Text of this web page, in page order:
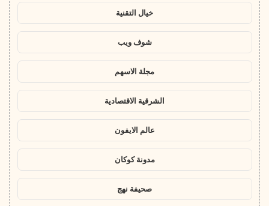
خيال التقنية
شوف ويب
مجلة الاسهم
الشرقية الاقتصادية
عالم الايفون
مدونة كوكان
صحيفة نهج